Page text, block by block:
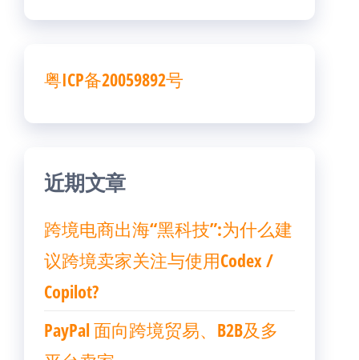
粤ICP备20059892号
近期文章
跨境电商出海“黑科技”:为什么建
议跨境卖家关注与使用Codex /
Copilot?
PayPal 面向跨境贸易、B2B及多